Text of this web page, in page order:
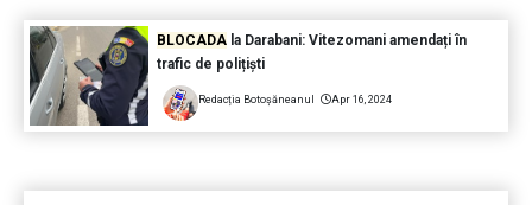
BLOCADAla Darabani: Vitezomani amendați în
trafic de polițiști
Redacția Botoșăneanul Apr 16, 2024